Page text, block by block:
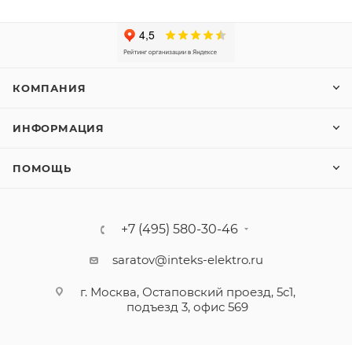
КОМПАНИЯ
ИНФОРМАЦИЯ
ПОМОЩЬ
+7 (495) 580-30-46
saratov@inteks-elektro.ru
г. Москва, Остаповский проезд, 5с1,
подъезд 3, офис 569